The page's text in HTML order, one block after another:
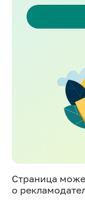
Страница
о